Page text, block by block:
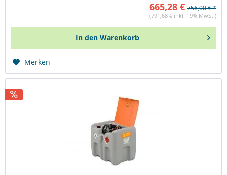
665,28 € 756,00 € *
(791,68 € inkl. 19% MwSt.)
In den Warenkorb
Merken